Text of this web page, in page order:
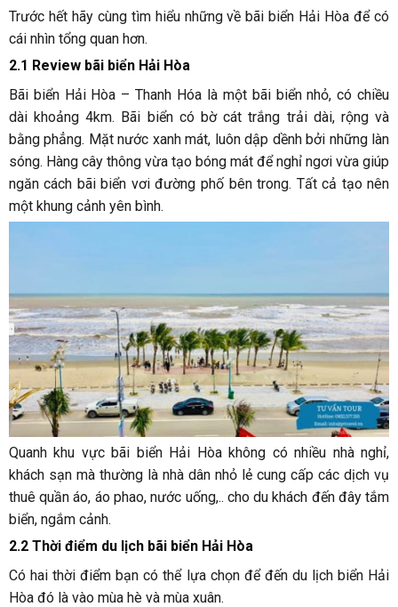
Trước hết hãy cùng tìm hiểu những về bãi biển Hải Hòa để có
cái nhìn tổng quan hơn.
2.1 Review bãi biển Hải Hòa
Bãi biển Hải Hòa – Thanh Hóa là một bãi biển nhỏ, có chiều
dài khoảng 4km. Bãi biển có bờ cát trắng trải dài, rộng và
bằng phẳng. Mặt nước xanh mát, luôn dập dềnh bởi những làn
sóng. Hàng cây thông vừa tạo bóng mát để nghỉ ngơi vừa giúp
ngăn cách bãi biển vơi đường phố bên trong. Tất cả tạo nên
một khung cảnh yên bình.
Quanh khu vực bãi biển Hải Hòa không có nhiều nhà nghỉ,
khách sạn mà thường là nhà dân nhỏ lẻ cung cấp các dịch vụ
thuê quần áo, áo phao, nước uống,.. cho du khách đến đây tắm
biển, ngắm cảnh.
2.2 Thời điểm du lịch bãi biển Hải Hòa
Có hai thời điểm bạn có thể lựa chọn để đến du lịch biển Hải
Hòa đó là vào mùa hè và mùa xuân.